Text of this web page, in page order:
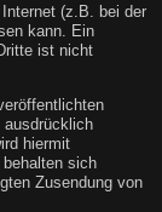
(z.B. bei der
kann. Ein
ist nicht
ausdrücklich
hiermit
sich
Zusendung von